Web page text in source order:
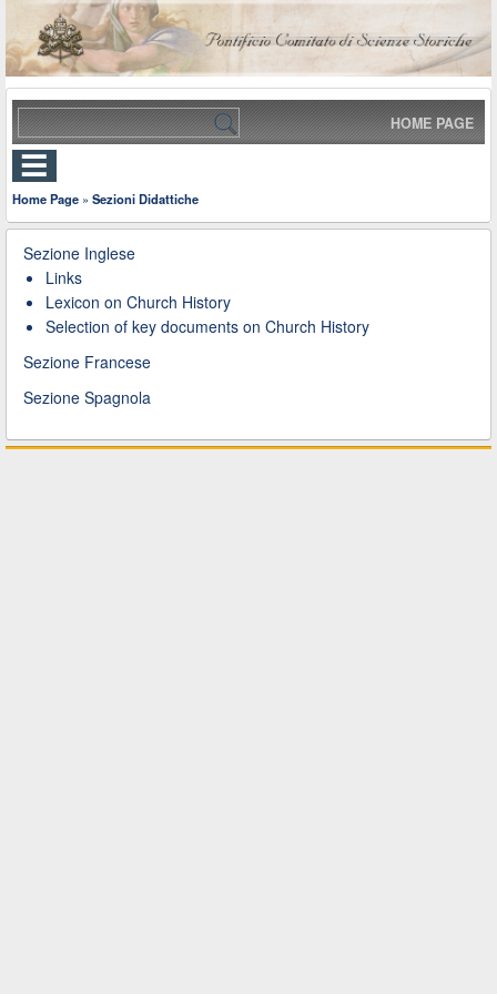
HOME PAGE
Home Page » Sezioni Didattiche
Sezione Inglese
Links
Lexicon on Church History
Selection of key documents on Church History
Sezione Francese
Sezione Spagnola